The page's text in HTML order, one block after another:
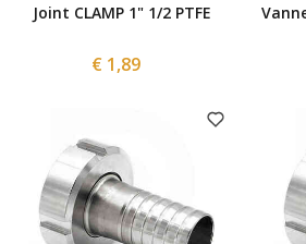
Joint CLAMP 1" 1/2 PTFE
€ 1,89